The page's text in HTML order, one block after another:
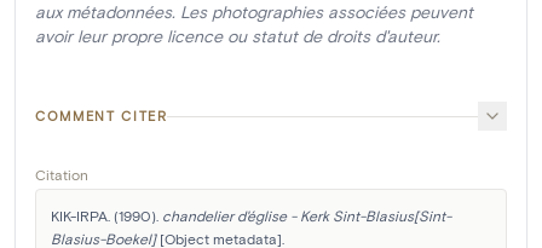
aux métadonnées. Les photographies associées peuvent
avoir leur propre licence ou statut de droits d'auteur.
COMMENT CITER
Citation
KIK-IRPA. (1990). chandelier d'église - Kerk Sint-Blasius[Sint-
Blasius-Boekel] [Object metadata].